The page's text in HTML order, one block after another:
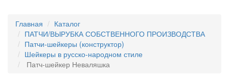
Главная
Каталог
ПАТЧИ/ВЫРУБКА СОБСТВЕННОГО ПРОИЗВОДСТВА
Патчи-шейкеры (конструктор)
Шейкеры в русско-народном стиле
Патч-шейкер Неваляшка